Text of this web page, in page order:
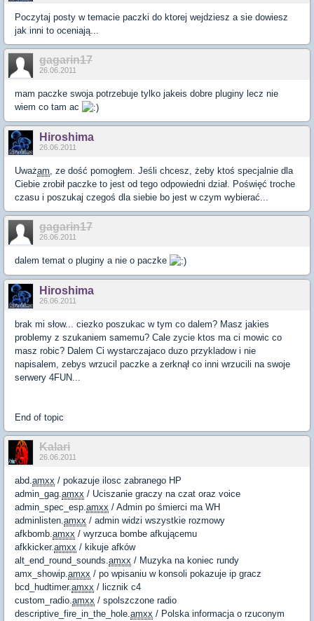
Poczytaj posty w temacie paczki do ktorej wejdziesz a sie dowiesz
jak inni to oceniają...
gagarin17
26.06.2011
mam paczke swoja potrzebuje tylko jakeis dobre pluginy lecz nie
wiem co tam ac
Hiroshima
26.06.2011
Uważam, ze dość pomogłem. Jeśli chcesz, żeby ktoś specjalnie dla
Ciebie zrobił paczke to jest od tego odpowiedni dział. Poświęć troche
czasu i poszukaj czegoś dla siebie bo jest w czym wybierać...
gagarin17
26.06.2011
dalem temat o pluginy a nie o paczke
Hiroshima
26.06.2011
brak mi słow... ciezko poszukac w tym co dalem? Masz jakies
problemy z szukaniem samemu? Cale zycie ktos ma ci mowic co
masz robic? Dalem Ci wystarczajaco duzo przykladow i nie
napisalem, zebys wrzucil paczke a zerknął co inni wrzucili na swoje
serwery 4FUN...
End of topic
Kalari
26.06.2011
abd.amxx / pokazuje ilosc zabranego HP
admin_gag.amxx / Uciszanie graczy na czat oraz voice
admin_spec_esp.amxx / Admin po śmierci ma WH
adminlisten.amxx / admin widzi wszystkie rozmowy
afkbomb.amxx / wyrzuca bombe afkującemu
afkkicker.amxx / kikuje afków
alt_end_round_sounds.amxx / Muzyka na koniec rundy
amx_showip.amxx / po wpisaniu w konsoli pokazuje ip gracz
bcd_hudtimer.amxx / licznik c4
custom_radio.amxx / spolszczone radio
descriptive_fire_in_the_hole.amxx / Polska informacja o rzuconym